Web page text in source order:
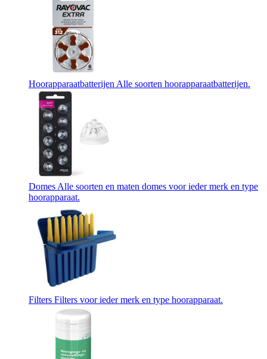
Hoorapparaatbatterijen Alle soorten hoorapparaatbatterijen.
Domes Alle soorten en maten domes voor ieder merk en type
hoorapparaat.
Filters Filters voor ieder merk en type hoorapparaat.